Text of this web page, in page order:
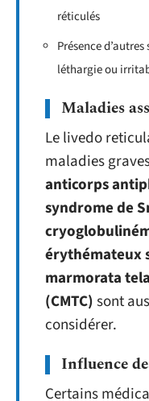
réticulés
Présence
léthargie ou
Maladies
Le livedo
maladies
anticorps
syndrome de
érythémateux
marmorata
(CMTC)sont
considérer.
Influence
Certains